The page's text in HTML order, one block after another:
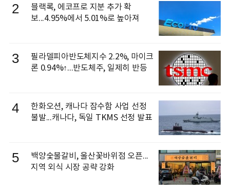
2
블랙록, 에코프로 지분 추가 확
보...4.95%에서 5.01%로 높아져
3
필라델피아반도체지수 2.2%, 마이크
론 0.94%↑...반도체주, 일제히 반등
4
한화오션, 캐나다 잠수함 사업 선정
불발...캐나다, 독일 TKMS 선정 발표
5
백양숯불갈비, 울산꽃바위점 오픈...
지역 외식 시장 공략 강화